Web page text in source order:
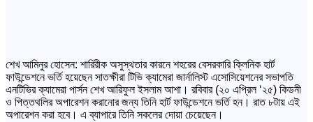
শেখ আমিনুর হোসেন: শারিরীক অসুস্থতার কারনে শহরের বেসরকারি ক্লিনিক হার্ট
ফাউন্ডেশনে ভর্তি হয়েছেন সাতক্ষীরা টিভি ক্যামেরা জার্নালিস্ট এসোসিয়েশনের সভাপতি
এনটিভির ক্যামেরা পার্সন শেখ আরিফুল ইসলাম আশা। রবিবার (২০ এপ্রিল ‘২৫) কিডনী
ও পিত্তথলির অপারেশন করানোর জন্য তিনি হার্ট ফাউন্ডেশনে ভর্তি হন। রাত ৮টায় এই
অপারেশন করা হবে। এ ব্যাপারে তিনি সকলের দোয়া চেয়েছেন।